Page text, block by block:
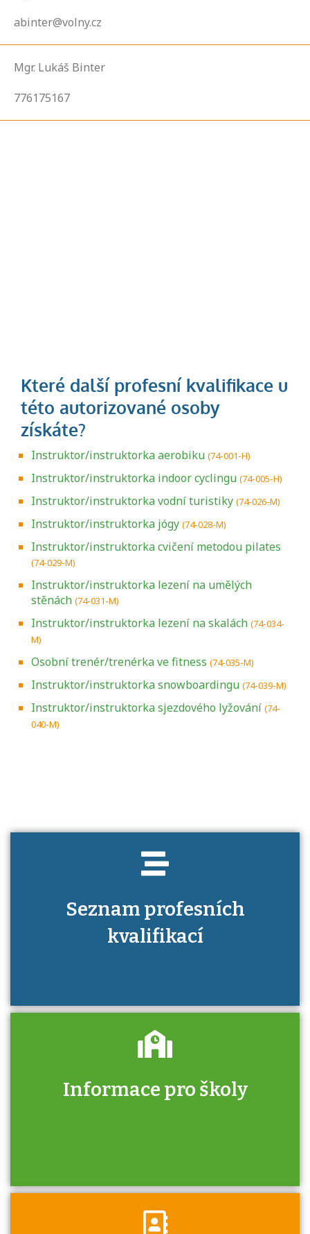
abinter@volny.cz
Mgr. Lukáš Binter
776175167
Instruktor/instruktorka aerobiku (74-001-H)
Instruktor/instruktorka indoor cyclingu (74-005-H)
Instruktor/instruktorka vodní turistiky (74-026-M)
Instruktor/instruktorka jógy (74-028-M)
Instruktor/instruktorka cvičení metodou pilates
(74-029-M)
Instruktor/instruktorka lezení na umělých
stěnách (74-031-M)
Instruktor/instruktorka lezení na skalách (74-034-
M)
Osobní trenér/trenérka ve fitness (74-035-M)
Instruktor/instruktorka snowboardingu (74-039-M)
Instruktor/instruktorka sjezdového lyžování (74-
040-M)
Seznam profesních
kvalifikací
Projděte si seznam profesních kvalifikací.
Informace pro školy
Zjistěte, jak se přihlásit ke zkoušce a kde